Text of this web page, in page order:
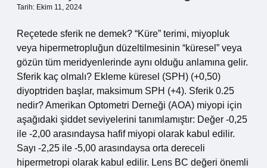
Tarih: Ekim 11, 2024
Reçetede sferik ne demek? “Küre” terimi, miyopluk
veya hipermetropluğun düzeltilmesinin “küresel” veya
gözün tüm meridyenlerinde aynı olduğu anlamına gelir.
Sferik kaç olmalı? Ekleme küresel (SPH) (+0,50)
diyoptriden başlar, maksimum SPH (+4). Sferik 0.25
nedir? Amerikan Optometri Derneği (AOA) miyopi için
aşağıdaki şiddet seviyelerini tanımlamıştır: Değer -0,25
ile -2,00 arasındaysa hafif miyopi olarak kabul edilir.
Sayı -2,25 ile -5,00 arasındaysa orta dereceli
hipermetropi olarak kabul edilir. Lens BC değeri önemli